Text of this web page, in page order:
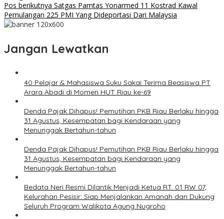
Pos berikutnya Satgas Pamtas Yonarmed 11 Kostrad Kawal
Pemulangan 225 PMI Yang Dideportasi Dari Malaysia
Jangan Lewatkan
40 Pelajar & Mahasiswa Suku Sakai Terima Beasiswa PT
Arara Abadi di Momen HUT Riau ke-69
Denda Pajak Dihapus! Pemutihan PKB Riau Berlaku hingga
31 Agustus, Kesempatan bagi Kendaraan yang
Menunggak Bertahun-tahun
Denda Pajak Dihapus! Pemutihan PKB Riau Berlaku hingga
31 Agustus, Kesempatan bagi Kendaraan yang
Menunggak Bertahun-tahun
Bedata Neri Resmi Dilantik Menjadi Ketua RT. 01 RW 07,
Kelurahan Pesisir: Siap Menjalankan Amanah dan Dukung
Seluruh Program Walikota Agung Nugroho